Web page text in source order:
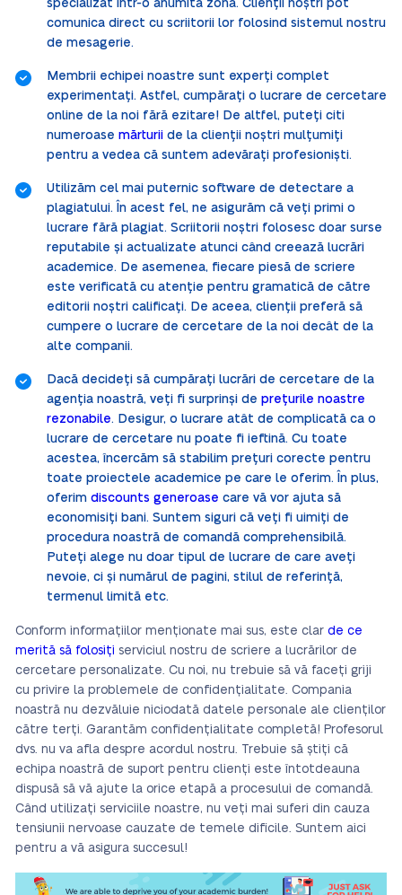
specializat într-o anumită zonă. Clienții noștri pot
comunica direct cu scriitorii lor folosind sistemul nostru
de mesagerie.
Membrii echipei noastre sunt experți complet
experimentați. Astfel, cumpărați o lucrare de cercetare
online de la noi fără ezitare! De altfel, puteți citi
numeroase mărturii de la clienții noștri mulțumiți
pentru a vedea că suntem adevărați profesioniști.
Utilizăm cel mai puternic software de detectare a
plagiatului. În acest fel, ne asigurăm că veți primi o
lucrare fără plagiat. Scriitorii noștri folosesc doar surse
reputabile și actualizate atunci când creează lucrări
academice. De asemenea, fiecare piesă de scriere
este verificată cu atenție pentru gramatică de către
editorii noștri calificați. De aceea, clienții preferă să
cumpere o lucrare de cercetare de la noi decât de la
alte companii.
Dacă decideți să cumpărați lucrări de cercetare de la
agenția noastră, veți fi surprinși de prețurile noastre
rezonabile. Desigur, o lucrare atât de complicată ca o
lucrare de cercetare nu poate fi ieftină. Cu toate
acestea, încercăm să stabilim prețuri corecte pentru
toate proiectele academice pe care le oferim. În plus,
oferim discounts generoase care vă vor ajuta să
economisiți bani. Suntem siguri că veți fi uimiți de
procedura noastră de comandă comprehensibilă.
Puteți alege nu doar tipul de lucrare de care aveți
nevoie, ci și numărul de pagini, stilul de referință,
termenul limită etc.
Conform informațiilor menționate mai sus, este clar de ce
merită să folosiți serviciul nostru de scriere a lucrărilor de
cercetare personalizate. Cu noi, nu trebuie să vă faceți griji
cu privire la problemele de confidențialitate. Compania
noastră nu dezvăluie niciodată datele personale ale clienților
către terți. Garantăm confidențialitate completă! Profesorul
dvs. nu va afla despre acordul nostru. Trebuie să știți că
echipa noastră de suport pentru clienți este întotdeauna
dispusă să vă ajute la orice etapă a procesului de comandă.
Când utilizați serviciile noastre, nu veți mai suferi din cauza
tensiunii nervoase cauzate de temele dificile. Suntem aici
pentru a vă asigura succesul!